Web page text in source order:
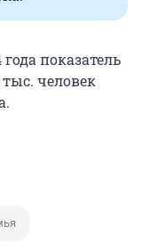
показатель
человек